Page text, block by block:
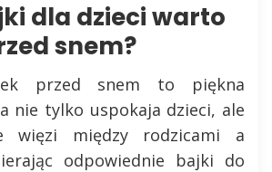
dla dzieci warto
snem?
przed snem to piękna
nie tylko uspokaja dzieci, ale
więzi między rodzicami a
odpowiednie bajki do